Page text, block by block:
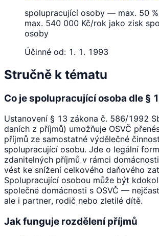
spolupracující osoby — max. 50
max. 540 000 Kč/rok jako zisk
osoby
Účinné od: 1. 1. 1993
Stručně k tématu
Co je spolupracující osoba dle §
Ustanovení § 13 zákona č. 586/1992
daních z příjmů) umožňuje OSVČ
příjmů ze samostatné výdělečné
spolupracující osobu. Jde o legální
zdanitelných příjmů v rámci
vést ke snížení celkového daňového
Spolupracující osobou může být
společné domácnosti s OSVČ —
ale i partner, rodič nebo zletilé dítě.
Jak funguje rozdělení příjmů